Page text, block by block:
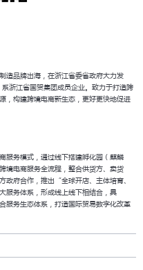
造品牌出海，在浙江省委省政府大力发
浙江省国贸集团成员企业。致力于打造跨
，构建跨境电商新生态，更好更快地促进
服务模式，通过线下搭建孵化园（麒麟
境电商服务全流程，整合供货方、卖货
政府合作，推出“全球开店、主体培育、
服务体系，形成线上线下相结合，具
务生态体系，打造国际贸易数字化改革